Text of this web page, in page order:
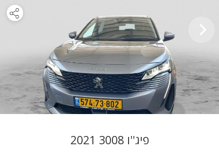
פיג''ו 3008 2021